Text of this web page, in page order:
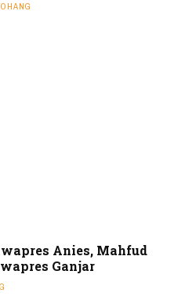
Anies, Mahfud
Ganjar